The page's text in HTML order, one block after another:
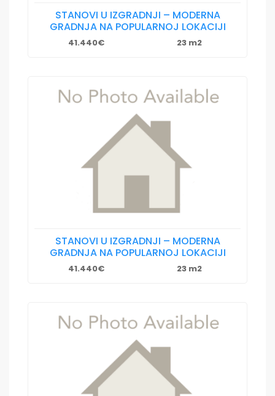
STANOVI U IZGRADNJI – MODERNA
GRADNJA NA POPULARNOJ LOKACIJI
41.440€ 23 m2
STANOVI U IZGRADNJI – MODERNA
GRADNJA NA POPULARNOJ LOKACIJI
41.440€ 23 m2